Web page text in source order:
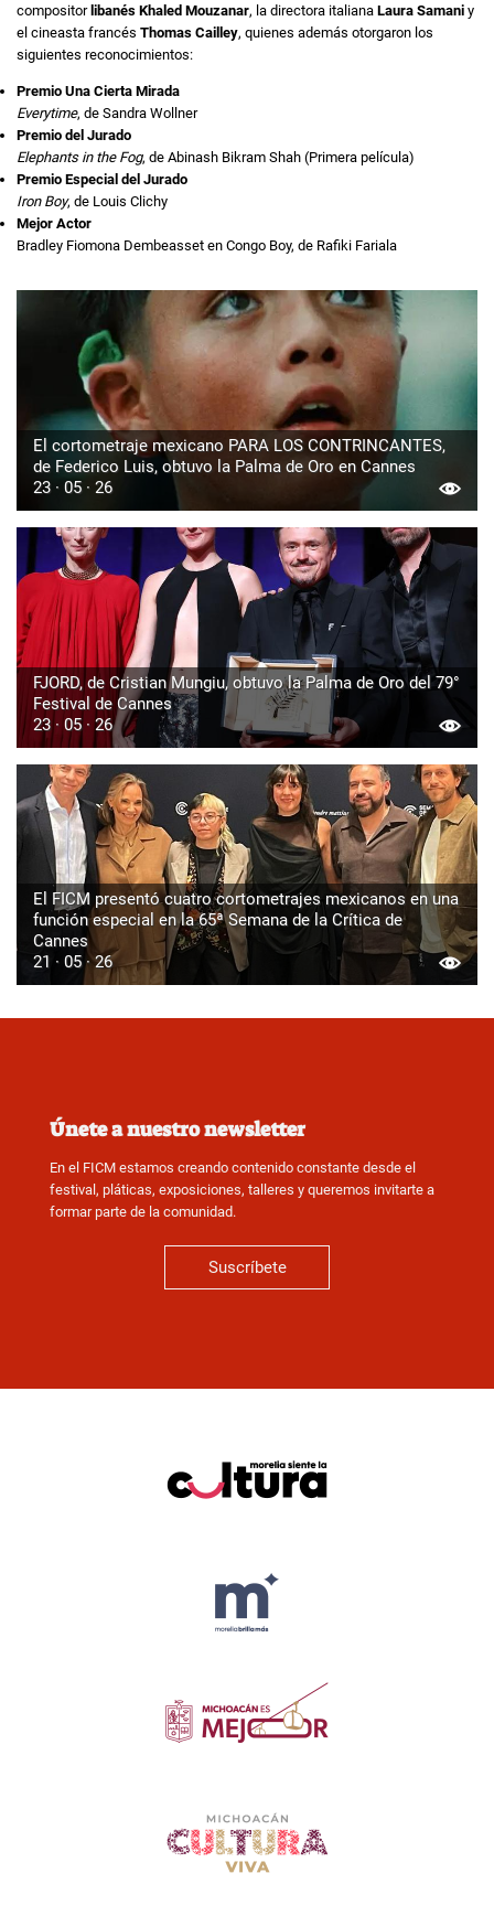
compositor libanés Khaled Mouzanar, la directora italiana Laura Samani y
el cineasta francés Thomas Cailley, quienes además otorgaron los
siguientes reconocimientos:
Premio Una Cierta Mirada
Everytime, de Sandra Wollner
Premio del Jurado
Elephants in the Fog, de Abinash Bikram Shah (Primera película)
Premio Especial del Jurado
Iron Boy, de Louis Clichy
Mejor Actor
Bradley Fiomona Dembeasset en Congo Boy, de Rafiki Fariala
El cortometraje mexicano PARA LOS CONTRINCANTES,
de Federico Luis, obtuvo la Palma de Oro en Cannes
23 · 05 · 26
FJORD, de Cristian Mungiu, obtuvo la Palma de Oro del 79°
Festival de Cannes
23 · 05 · 26
El FICM presentó cuatro cortometrajes mexicanos en una
función especial en la 65ª Semana de la Crítica de
Cannes
21 · 05 · 26
Únete a nuestro newsletter
En el FICM estamos creando contenido constante desde el
festival, pláticas, exposiciones, talleres y queremos invitarte a
formar parte de la comunidad.
Suscríbete